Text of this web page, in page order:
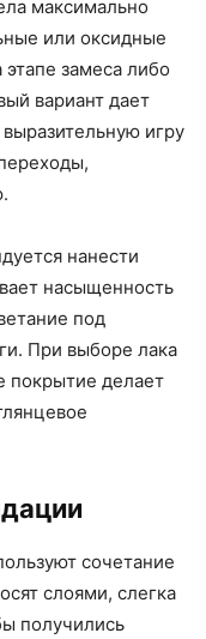
максимально
или оксидные
замеса либо
вариант дает
игру
нанести
насыщенность
под
При выборе лака
покрытие делает
сочетание
слоями, слегка
получились